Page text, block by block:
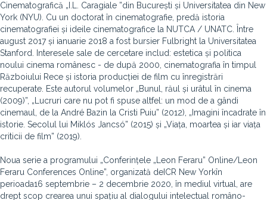
Cinematografică „I.L. Caragiale ”din București și Universitatea din New
York (NYU). Cu un doctorat în cinematografie, predă istoria
cinematografiei și ideile cinematografice la NUTCA / UNATC. Între
august 2017 și ianuarie 2018 a fost bursier Fulbright la Universitatea
Stanford. Interesele sale de cercetare includ: estetica și politica
noului cinema românesc - de după 2000, cinematografia în timpul
Războiului Rece și istoria producției de film cu înregistrări
recuperate. Este autorul volumelor „Bunul, răul și urâtul în ​​cinema
(2009)”, „Lucruri care nu pot fi spuse altfel: un mod de a gândi
cinemaul, de la André Bazin la Cristi Puiu” (2012), „Imagini încadrate în
istorie. Secolul lui Miklós Jancsó” (2015) și „Viața, moartea și iar viața
criticii de film” (2019).
Noua serie a programului „Conferințele „Leon Feraru” Online/Leon
Feraru Conferences Online”, organizată deICR New Yorkîn
perioada16 septembrie – 2 decembrie 2020, în mediul virtual, are
drept scop crearea unui spațiu al dialogului intelectual româno-